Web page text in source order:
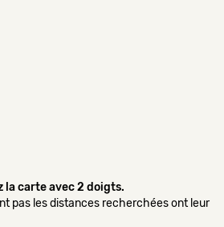
la carte avec 2 doigts.
pas les distances recherchées ont leur